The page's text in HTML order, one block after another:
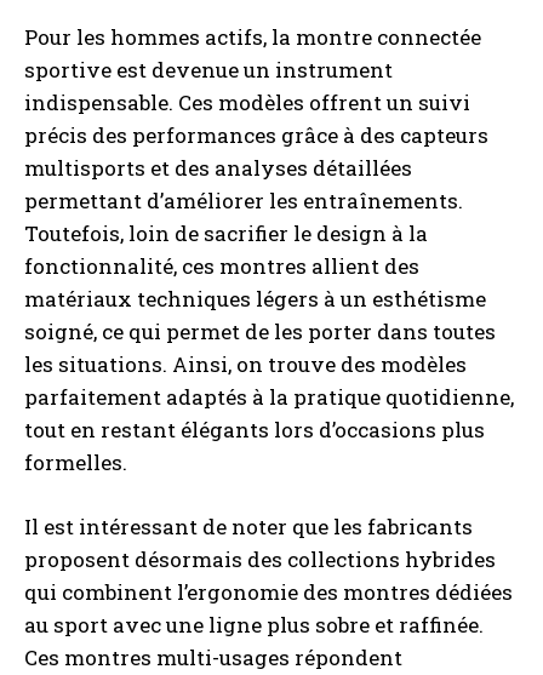
Pour les hommes actifs, la montre connectée
sportive est devenue un instrument
indispensable. Ces modèles offrent un suivi
précis des performances grâce à des capteurs
multisports et des analyses détaillées
permettant d’améliorer les entraînements.
Toutefois, loin de sacrifier le design à la
fonctionnalité, ces montres allient des
matériaux techniques légers à un esthétisme
soigné, ce qui permet de les porter dans toutes
les situations. Ainsi, on trouve des modèles
parfaitement adaptés à la pratique quotidienne,
tout en restant élégants lors d’occasions plus
formelles.
Il est intéressant de noter que les fabricants
proposent désormais des collections hybrides
qui combinent l’ergonomie des montres dédiées
au sport avec une ligne plus sobre et raffinée.
Ces montres multi-usages répondent